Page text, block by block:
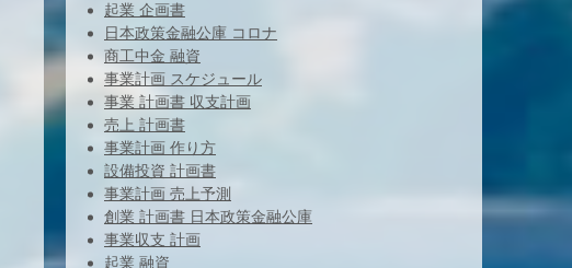
起業 企画書
日本政策金融公庫 コロナ
商工中金 融資
事業計画 スケジュール
事業 計画書 収支計画
売上 計画書
事業計画 作り方
設備投資 計画書
事業計画 売上予測
創業 計画書 日本政策金融公庫
事業収支 計画
起業 融資